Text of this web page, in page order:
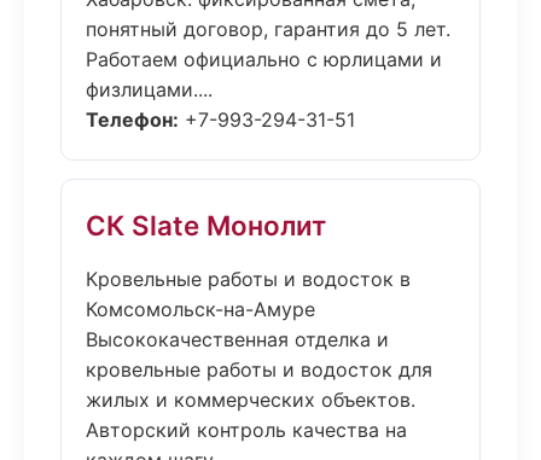
понятный договор, гарантия до 5 лет.
Работаем официально с юрлицами и
физлицами....
Телефон: +7-993-294-31-51
СК Slate Монолит
Кровельные работы и водосток в
Комсомольск-на-Амуре
Высококачественная отделка и
кровельные работы и водосток для
жилых и коммерческих объектов.
Авторский контроль качества на